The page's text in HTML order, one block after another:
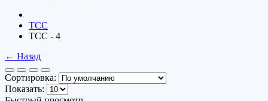
TCC
TCC - 4
← Назад
Сортировка:
Показать: